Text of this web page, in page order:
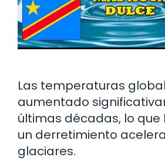
Las temperaturas
aumentado
últimas décadas, lo que
un derretimiento
glaciares.